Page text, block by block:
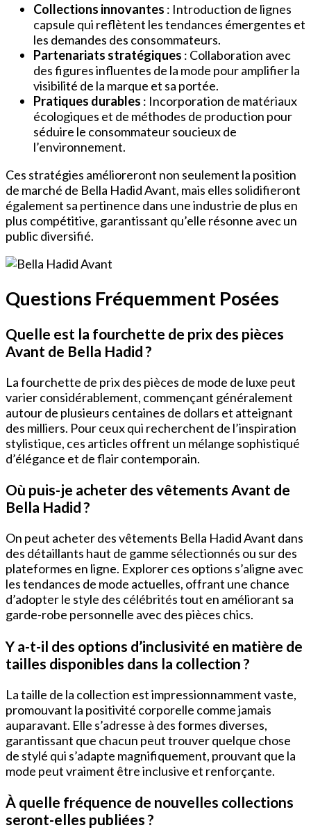
Collections innovantes : Introduction de lignes
capsule qui reflètent les tendances émergentes et
les demandes des consommateurs.
Partenariats stratégiques : Collaboration avec
des figures influentes de la mode pour amplifier la
visibilité de la marque et sa portée.
Pratiques durables : Incorporation de matériaux
écologiques et de méthodes de production pour
séduire le consommateur soucieux de
l’environnement.
Ces stratégies amélioreront non seulement la position
de marché de Bella Hadid Avant, mais elles solidifieront
également sa pertinence dans une industrie de plus en
plus compétitive, garantissant qu’elle résonne avec un
public diversifié.
Questions Fréquemment Posées
Quelle est la fourchette de prix des pièces
Avant de Bella Hadid ?
La fourchette de prix des pièces de mode de luxe peut
varier considérablement, commençant généralement
autour de plusieurs centaines de dollars et atteignant
des milliers. Pour ceux qui recherchent de l’inspiration
stylistique, ces articles offrent un mélange sophistiqué
d’élégance et de flair contemporain.
Où puis-je acheter des vêtements Avant de
Bella Hadid ?
On peut acheter des vêtements Bella Hadid Avant dans
des détaillants haut de gamme sélectionnés ou sur des
plateformes en ligne. Explorer ces options s’aligne avec
les tendances de mode actuelles, offrant une chance
d’adopter le style des célébrités tout en améliorant sa
garde-robe personnelle avec des pièces chics.
Y a-t-il des options d’inclusivité en matière de
tailles disponibles dans la collection ?
La taille de la collection est impressionnamment vaste,
promouvant la positivité corporelle comme jamais
auparavant. Elle s’adresse à des formes diverses,
garantissant que chacun peut trouver quelque chose
de stylé qui s’adapte magnifiquement, prouvant que la
mode peut vraiment être inclusive et renforçante.
À quelle fréquence de nouvelles collections
seront-elles publiées ?